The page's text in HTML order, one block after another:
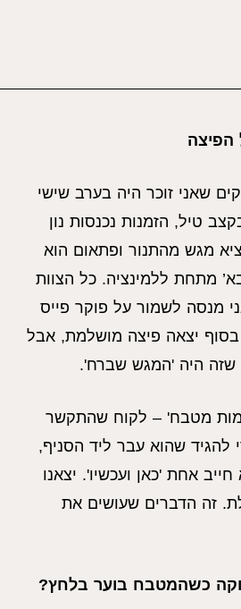
שאני זוכר היה בערב שישי
טיל, הזמנות נכנסות נון
מגש מהתנור ופתאום הוא
מתחת ללמינציה. כל הצוות
מנסה לשמור על פוקר פייס
יצאה פיצה מושלמת, אבל
שזה היה 'המגש שברח'.
מטבח' – לקוח שהתקשר
כדי להגיד שהוא עבר ליד הסניף,
אחת 'כאן ועכשיו'. יצאנו
זה הדברים שעושים את
כשהמטבח בוער בלחץ?